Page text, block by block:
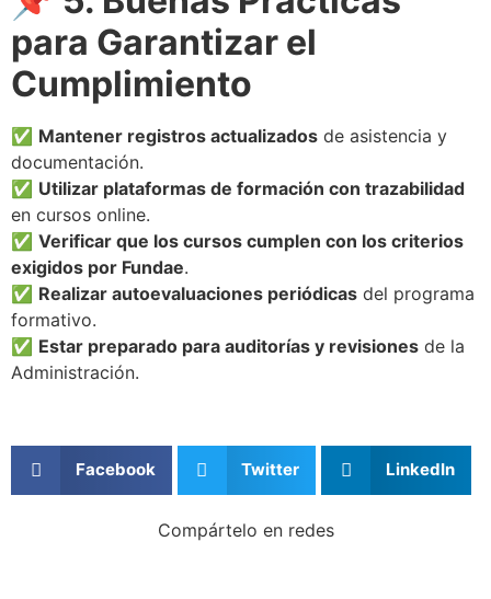
para Garantizar el
Cumplimiento
✅ Mantener registros actualizados de asistencia y
documentación.
✅ Utilizar plataformas de formación con trazabilidad
en cursos online.
✅ Verificar que los cursos cumplen con los criterios
exigidos por Fundae.
✅ Realizar autoevaluaciones periódicas del programa
formativo.
✅ Estar preparado para auditorías y revisiones de la
Administración.
Facebook Twitter LinkedIn
Compártelo en redes